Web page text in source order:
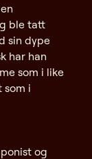
ble tatt
sin dype
har han
som i like
som i
og